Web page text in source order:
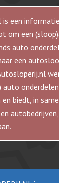
is een
om een
auto
een
auto
biedt, in